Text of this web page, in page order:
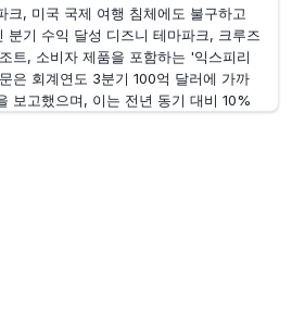
크, 미국 국제 여행 침체에도 불구하고
분기 수익 달성 디즈니 테마파크, 크루즈
트, 소비자 제품을 포함하는 '익스피리
은 회계연도 3분기 100억 달러에 가까
보고했으며, 이는 전년 동기 대비 10%